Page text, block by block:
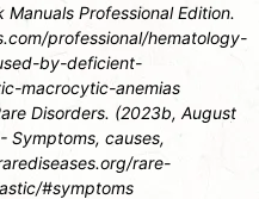
Professional Edition.
professional/hematology-
by-deficient-
macrocytic-anemias
Disorders. (2023b, August
Symptoms, causes,
rare-
#symptoms